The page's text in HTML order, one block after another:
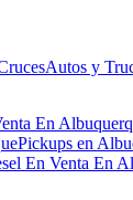
Autos y
En
Pickups en
En Venta En